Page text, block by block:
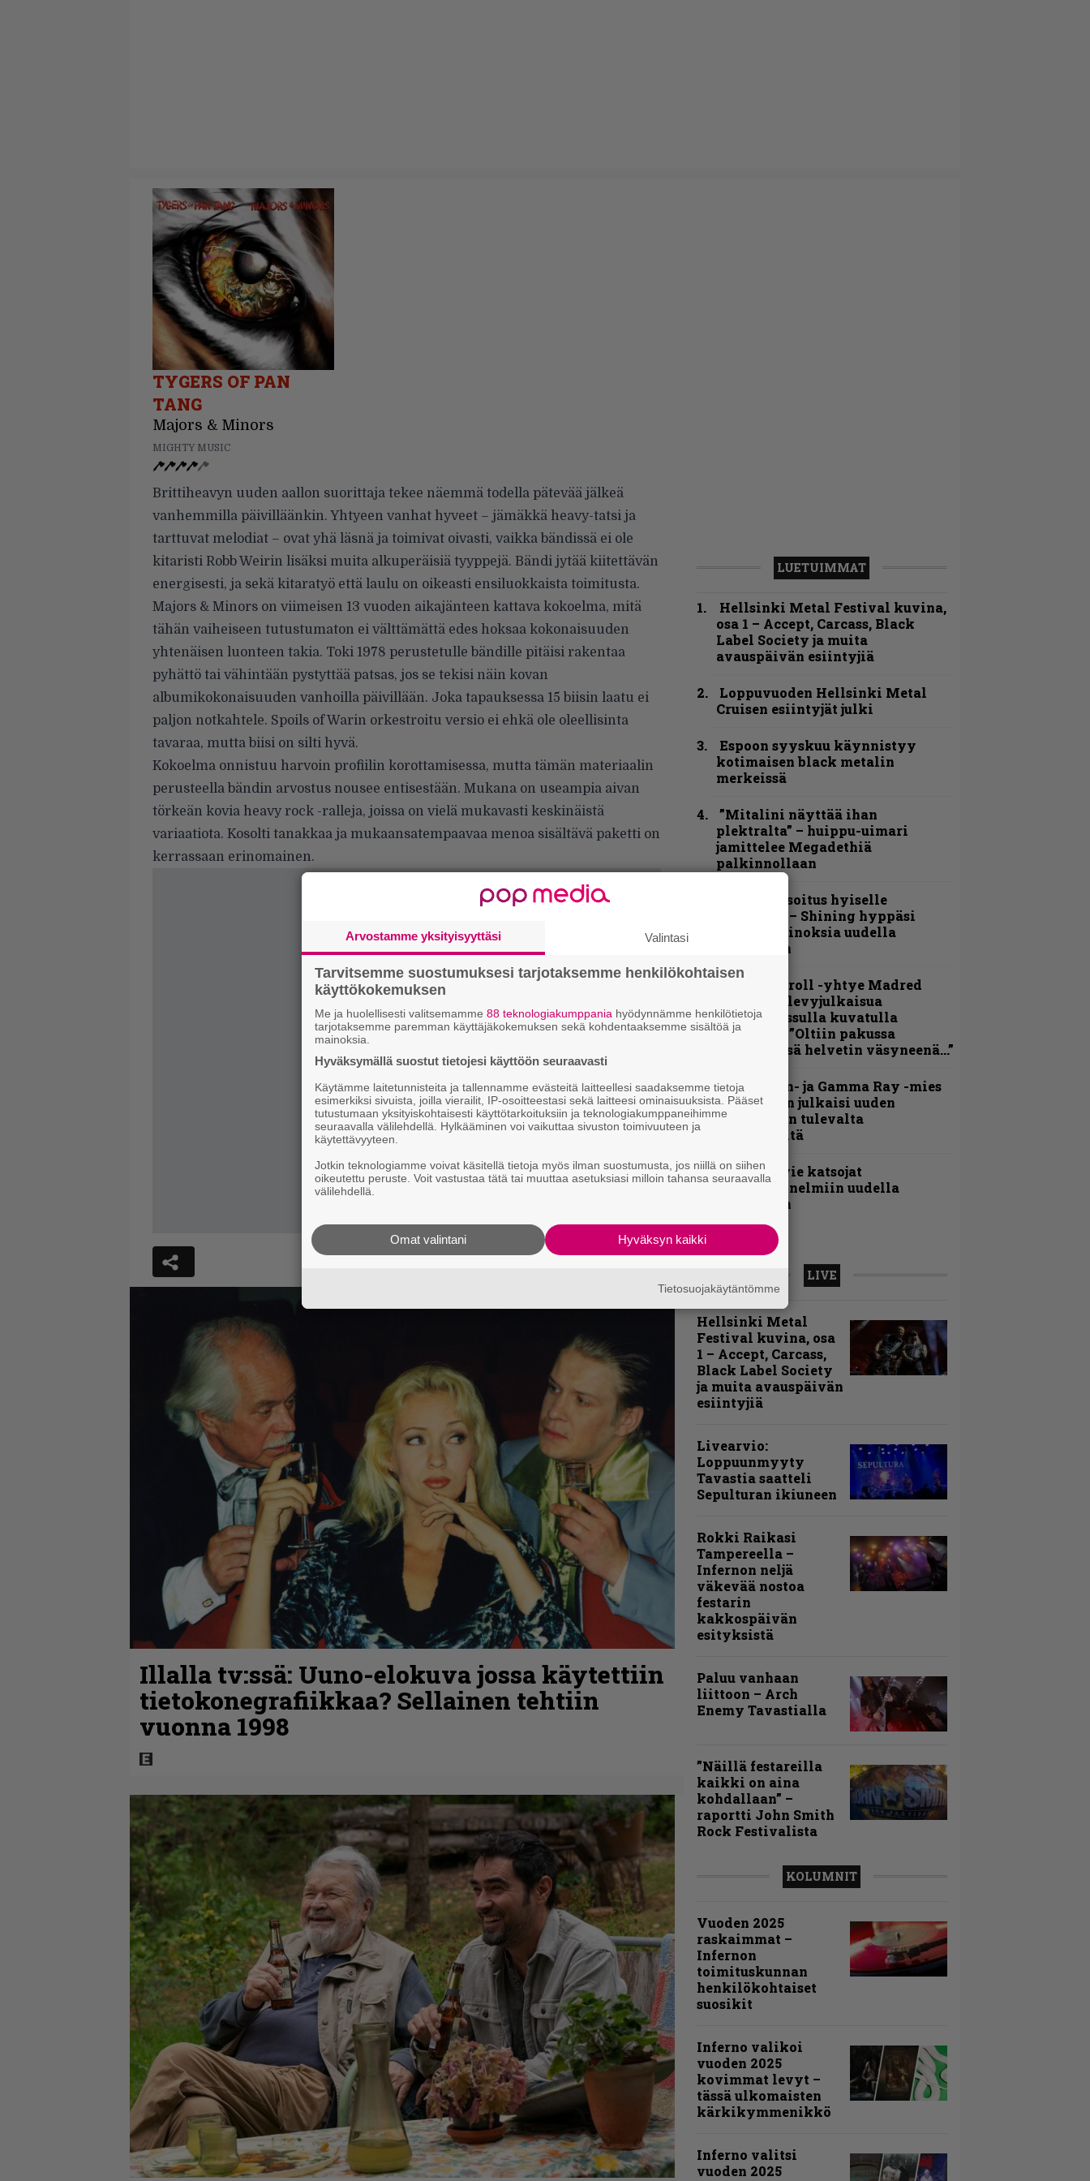
TYGERS OF PAN
TANG
Majors & Minors
MIGHTY MUSIC
Brittiheavyn uuden aallon suorittaja tekee näemmä todella pätevää jälkeä
vanhemmilla päivilläänkin. Yhtyeen vanhat hyveet – jämäkkä heavy-tatsi ja
tarttuvat melodiat – ovat yhä läsnä ja toimivat oivasti, vaikka bändissä ei ole
kitaristi Robb Weirin lisäksi muita alkuperäisiä tyyppejä. Bändi jytää kiitettävän
energisesti, ja sekä kitaratyö että laulu on oikeasti ensiluokkaista toimitusta.
Majors & Minors on viimeisen 13 vuoden aikajänteen kattava kokoelma, mitä
tähän vaiheiseen tutustumaton ei välttämättä edes hoksaa kokonaisuuden
yhtenäisen luonteen takia. Toki 1978 perustetulle bändille pitäisi rakentaa
pyhättö tai vähintään pystyttää patsas, jos se tekisi näin kovan
albumikokonaisuuden vanhoilla päivillään. Joka tapauksessa 15 biisin laatu ei
paljon notkahtele. Spoils of Warin orkestroitu versio ei ehkä ole oleellisinta
tavaraa, mutta biisi on silti hyvä.
Kokoelma onnistuu harvoin profiilin korottamisessa, mutta tämän materiaalin
perusteella bändin arvostus nousee entisestään. Mukana on useampia aivan
törkeän kovia heavy rock -ralleja, joissa on vielä mukavasti keskinäistä
variaatiota. Kosolti tanakkaa ja mukaansatempaavaa menoa sisältävä paketti on
kerrassaan erinomainen.
Illalla tv:ssä: Uuno-elokuva jossa käytettiin
tietokonegrafiikkaa? Sellainen tehtiin
vuonna 1998
LUETUIMMAT
Hellsinki Metal Festival kuvina,
osa 1 – Accept, Carcass, Black
Label Society ja muita
avauspäivän esiintyjiä
Loppuvuoden Hellsinki Metal
Cruisen esiintyjät julki
Espoon syyskuu käynnistyy
kotimaisen black metalin
merkeissä
”Mitalini näyttää ihan
plektralta” – huippu-uimari
jamittelee Megadethiä
palkinnollaan
Kunnianosoitus hyiselle
Pohjolalle – Shining hyppäsi
keskelle kinoksia uudella
videollaan
Thrash ’n’ roll -yhtye Madred
ryydittää levyjulkaisua
keikkareissulla kuvatulla
videolla – ”Oltiin pakussa
kusihädässä helvetin väsyneenä…”
Helloween- ja Gamma Ray -mies
Kai Hansen julkaisi uuden
maistiaisen tulevalta
soololevyltä
Anthrax vie katsojat
keikkatunnelmiin uudella
videollaan
LIVE
Hellsinki Metal
Festival kuvina, osa
1 – Accept, Carcass,
Black Label Society
ja muita avauspäivän
esiintyjiä
Livearvio:
Loppuunmyyty
Tavastia saatteli
Sepulturan ikiuneen
Rokki Raikasi
Tampereella –
Infernon neljä
väkevää nostoa
festarin
kakkospäivän
esityksistä
Paluu vanhaan
liittoon – Arch
Enemy Tavastialla
”Näillä festareilla
kaikki on aina
kohdallaan” –
raportti John Smith
Rock Festivalista
KOLUMNIT
Vuoden 2025
raskaimmat –
Infernon
toimituskunnan
henkilökohtaiset
suosikit
Inferno valikoi
vuoden 2025
kovimmat levyt –
tässä ulkomaisten
kärkikymmenikkö
Inferno valitsi
vuoden 2025
Arvostamme yksityisyyttäsi Valintasi
Tarvitsemme suostumuksesi tarjotaksemme henkilökohtaisen
käyttökokemuksen
Me ja huolellisesti valitsemamme 88 teknologiakumppania hyödynnämme henkilötietoja
tarjotaksemme paremman käyttäjäkokemuksen sekä kohdentaaksemme sisältöä ja
mainoksia.
Hyväksymällä suostut tietojesi käyttöön seuraavasti
Käytämme laitetunnisteita ja tallennamme evästeitä laitteellesi saadaksemme tietoja
esimerkiksi sivuista, joilla vierailit, IP-osoitteestasi sekä laitteesi ominaisuuksista. Pääset
tutustumaan yksityiskohtaisesti käyttötarkoituksiin ja teknologiakumppaneihimme
seuraavalla välilehdellä. Hylkääminen voi vaikuttaa sivuston toimivuuteen ja
käytettävyyteen.
Jotkin teknologiamme voivat käsitellä tietoja myös ilman suostumusta, jos niillä on siihen
oikeutettu peruste. Voit vastustaa tätä tai muuttaa asetuksiasi milloin tahansa seuraavalla
välilehdellä.
Hyväksyn kaikki
Omat valintani
Tietosuojakäytäntömme